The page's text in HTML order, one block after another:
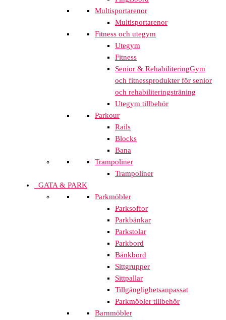
Multisportarenor
Multisportarenor
Fitness och utegym
Utegym
Fitness
Senior & RehabiliteringGym
och fitnessprodukter för senior
och rehabiliteringsträning
Utegym tillbehör
Parkour
Rails
Blocks
Bana
Trampoliner
Trampoliner
GATA & PARK
Parkmöbler
Parksoffor
Parkbänkar
Parkstolar
Parkbord
Bänkbord
Sittgrupper
Sittpallar
Tillgänglighetsanpassat
Parkmöbler tillbehör
Barnmöbler